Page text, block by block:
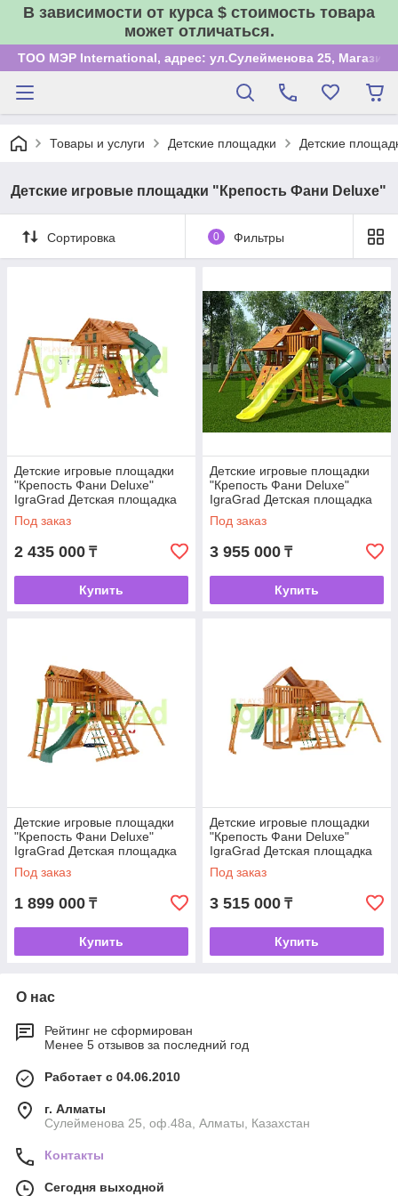
В зависимости от курса $ стоимость товара
может отличаться.
ТОО МЭР International, адрес: ул.Сулейменова 25, Магазин
Товары и услуги Детские площадки Детские
Детские игровые площадки "Крепость Фани Deluxe"
Сортировка 0 Фильтры
Детские игровые площадки
"Крепость Фани Deluxe"
IgraGrad Детская площадка
IgraGrad Крепость Фани
Deluxe 2
Под заказ
2 435 000 ₸
Купить
Детские игровые площадки
"Крепость Фани Deluxe"
IgraGrad Детская площадка
IgraGrad Крепость Фани
Deluxe 3
Под заказ
3 955 000 ₸
Купить
Детские игровые площадки
"Крепость Фани Deluxe"
IgraGrad Детская площадка
IgraGrad Крепость Фани
Deluxe
Под заказ
1 899 000 ₸
Купить
Детские игровые площадки
"Крепость Фани Deluxe"
IgraGrad Детская площадка
IgraGrad Крепость Фани
Deluxe +
Под заказ
3 515 000 ₸
Купить
О нас
Рейтинг не сформирован
Менее 5 отзывов за последний год
Работает с 04.06.2010
г. Алматы
Сулейменова 25, оф.48а, Алматы, Казахстан
Контакты
Сегодня выходной